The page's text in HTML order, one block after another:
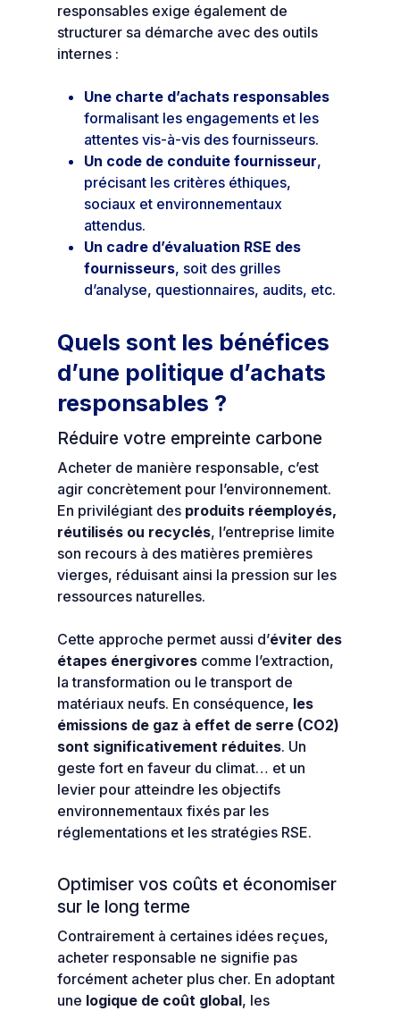
responsables exige également de
structurer sa démarche avec des outils
internes :
Une charte d’achats responsables
formalisant les engagements et les
attentes vis-à-vis des fournisseurs.
Un code de conduite fournisseur,
précisant les critères éthiques,
sociaux et environnementaux
attendus.
Un cadre d’évaluation RSE des
fournisseurs, soit des grilles
d’analyse, questionnaires, audits, etc.
Quels sont les bénéfices
d’une politique d’achats
responsables ?
Réduire votre empreinte carbone
Acheter de manière responsable, c’est
agir concrètement pour l’environnement.
En privilégiant des produits réemployés,
réutilisés ou recyclés, l’entreprise limite
son recours à des matières premières
vierges, réduisant ainsi la pression sur les
ressources naturelles.
Cette approche permet aussi d’éviter des
étapes énergivores comme l’extraction,
la transformation ou le transport de
matériaux neufs. En conséquence, les
émissions de gaz à effet de serre (CO2)
sont significativement réduites. Un
geste fort en faveur du climat… et un
levier pour atteindre les objectifs
environnementaux fixés par les
réglementations et les stratégies RSE.
Optimiser vos coûts et économiser
sur le long terme
Contrairement à certaines idées reçues,
acheter responsable ne signifie pas
forcément acheter plus cher. En adoptant
une logique de coût global, les